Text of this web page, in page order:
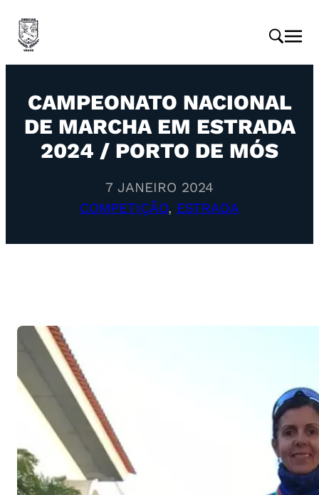
CAMPEONATO NACIONAL
DE MARCHA EM ESTRADA
2024 / PORTO DE MÓS
7 JANEIRO 2024
COMPETIÇÃO, ESTRADA